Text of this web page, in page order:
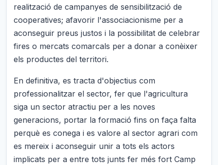
realització de campanyes de sensibilització de
cooperatives; afavorir l'associacionisme per a
aconseguir preus justos i la possibilitat de celebrar
fires o mercats comarcals per a donar a conèixer
els productes del territori.
En definitiva, es tracta d'objectius com
professionalitzar el sector, fer que l'agricultura
siga un sector atractiu per a les noves
generacions, portar la formació fins on faça falta
perquè es conega i es valore al sector agrari com
es mereix i aconseguir unir a tots els actors
implicats per a entre tots junts fer més fort Camp